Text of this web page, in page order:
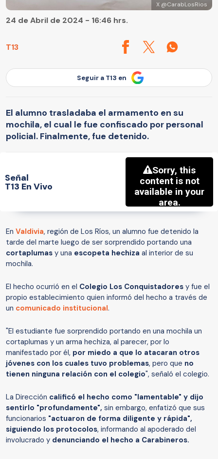
X @CarabLosRios
T13
24 de Abril de 2024 - 16:46 hrs.
Seguir a T13 en
El alumno trasladaba el armamento en su
mochila, el cual le fue confiscado por personal
policial. Finalmente, fue detenido.
Señal
T13 En Vivo
En Valdivia, región de Los Ríos, un alumno fue detenido la
tarde del marte luego de ser sorprendido portando una
cortaplumas y una escopeta hechiza al interior de su
mochila.
El hecho ocurrió en el Colegio Los Conquistadores y fue el
propio establecimiento quien informó del hecho a través de
un comunicado institucional.
"El estudiante fue sorprendido portando en una mochila un
cortaplumas y un arma hechiza, al parecer, por lo
manifestado por él, por miedo a que lo atacaran otros
jóvenes con los cuales tuvo problemas, pero que no
tienen ninguna relación con el colegio", señaló el colegio.
La Dirección calificó el hecho como "lamentable" y dijo
sentirlo "profundamente", sin embargo, enfatizó que sus
funcionarios "actuaron de forma diligente y rápida",
siguiendo los protocolos, informando al apoderado del
involucrado y denunciando el hecho a Carabineros.